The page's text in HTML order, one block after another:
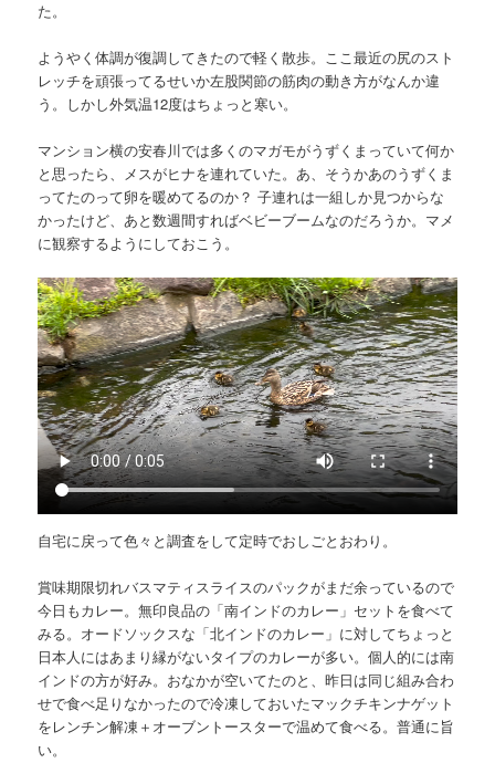
た。
ようやく体調が復調してきたので軽く散歩。ここ最近の尻のスト
レッチを頑張ってるせいか左股関節の筋肉の動き方がなんか違
う。しかし外気温12度はちょっと寒い。
マンション横の安春川では多くのマガモがうずくまっていて何か
と思ったら、メスがヒナを連れていた。あ、そうかあのうずくま
ってたのって卵を暖めてるのか？ 子連れは一組しか見つからな
かったけど、あと数週間すればベビーブームなのだろうか。マメ
に観察するようにしておこう。
自宅に戻って色々と調査をして定時でおしごとおわり。
賞味期限切れバスマティスライスのパックがまだ余っているので
今日もカレー。無印良品の「南インドのカレー」セットを食べて
みる。オードソックスな「北インドのカレー」に対してちょっと
日本人にはあまり縁がないタイプのカレーが多い。個人的には南
インドの方が好み。おなかが空いてたのと、昨日は同じ組み合わ
せで食べ足りなかったので冷凍しておいたマックチキンナゲット
をレンチン解凍＋オーブントースターで温めて食べる。普通に旨
い。